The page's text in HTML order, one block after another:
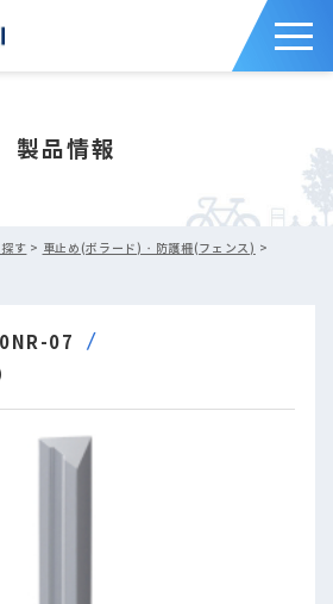
製品情報
す > 車止め(ボラード)・防護柵(フェンス) >
07